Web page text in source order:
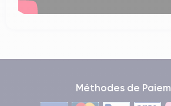
Méthodes de